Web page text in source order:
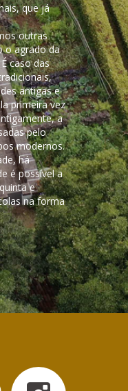
que já
outras
o agrado da
caso das
antigas e
primeira vez
a
pelo
modernos.
há
é possível a
e
na forma